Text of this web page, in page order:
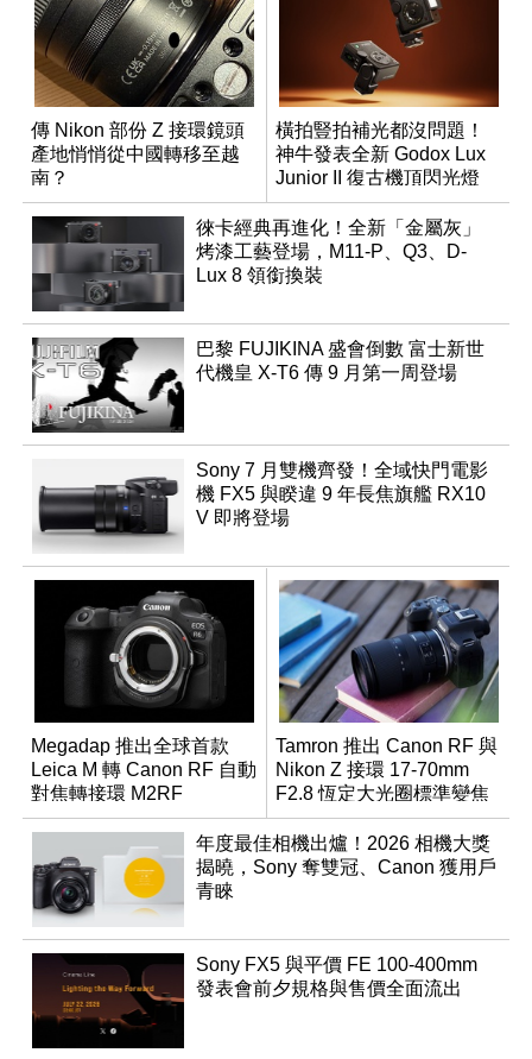
傳 Nikon 部份 Z 接環鏡頭
產地悄悄從中國轉移至越
南？
橫拍豎拍補光都沒問題！
神牛發表全新 Godox Lux
Junior II 復古機頂閃光燈
徠卡經典再進化！全新「金屬灰」
烤漆工藝登場，M11-P、Q3、D-
Lux 8 領銜換裝
巴黎 FUJIKINA 盛會倒數 富士新世
代機皇 X-T6 傳 9 月第一周登場
Sony 7 月雙機齊發！全域快門電影
機 FX5 與睽違 9 年長焦旗艦 RX10
V 即將登場
Megadap 推出全球首款
Leica M 轉 Canon RF 自動
對焦轉接環 M2RF
Tamron 推出 Canon RF 與
Nikon Z 接環 17-70mm
F2.8 恆定大光圈標準變焦
鏡
年度最佳相機出爐！2026 相機大獎
揭曉，Sony 奪雙冠、Canon 獲用戶
青睞
Sony FX5 與平價 FE 100-400mm
發表會前夕規格與售價全面流出